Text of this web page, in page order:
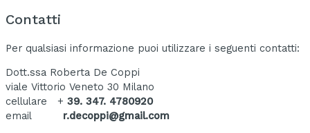
Contatti
Per qualsiasi informazione puoi utilizzare i seguenti contatti:
Dott.ssa Roberta De Coppi
viale Vittorio Veneto 30 Milano
cellulare + 39. 347. 4780920
email
r.decoppi@gmail.com